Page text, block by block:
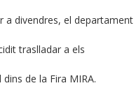
a divendres, el departament
traslladar a els
de la Fira MIRA.